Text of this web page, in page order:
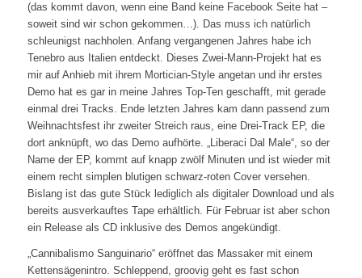
(das kommt davon, wenn eine Band keine Facebook Seite hat –
soweit sind wir schon gekommen…). Das muss ich natürlich
schleunigst nachholen. Anfang vergangenen Jahres habe ich
Tenebro aus Italien entdeckt. Dieses Zwei-Mann-Projekt hat es
mir auf Anhieb mit ihrem Mortician-Style angetan und ihr erstes
Demo hat es gar in meine Jahres Top-Ten geschafft, mit gerade
einmal drei Tracks. Ende letzten Jahres kam dann passend zum
Weihnachtsfest ihr zweiter Streich raus, eine Drei-Track EP, die
dort anknüpft, wo das Demo aufhörte. „Liberaci Dal Male“, so der
Name der EP, kommt auf knapp zwölf Minuten und ist wieder mit
einem recht simplen blutigen schwarz-roten Cover versehen.
Bislang ist das gute Stück lediglich als digitaler Download und als
bereits ausverkauftes Tape erhältlich. Für Februar ist aber schon
ein Release als CD inklusive des Demos angekündigt.
„Cannibalismo Sanguinario“ eröffnet das Massaker mit einem
Kettensägenintro. Schleppend, groovig geht es fast schon